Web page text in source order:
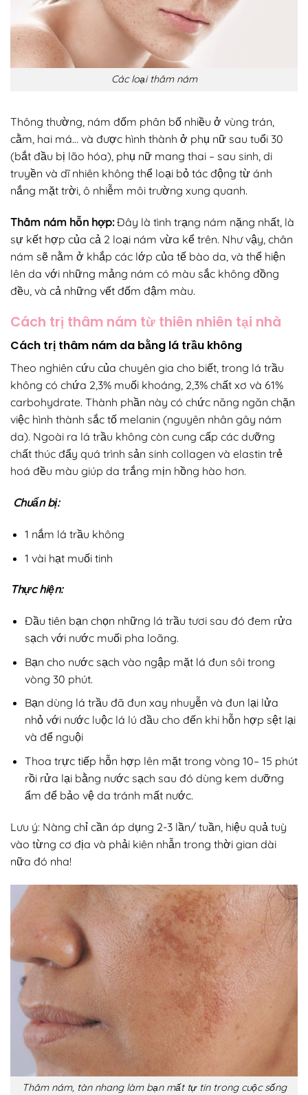
Các loại thâm nám
Thông thường, nám đốm phân bố nhiều ở vùng trán,
cằm, hai má… và được hình thành ở phụ nữ sau tuổi 30
(bắt đầu bị lão hóa), phụ nữ mang thai – sau sinh, di
truyền và dĩ nhiên không thể loại bỏ tác động từ ánh
nắng mặt trời, ô nhiễm môi trường xung quanh.
Thâm nám hỗn hợp:Đây là tình trạng nám nặng nhất, là
sự kết hợp của cả 2 loại nám vừa kể trên. Như vậy, chân
nám sẽ nằm ở khắp các lớp của tế bào da, và thể hiện
lên da với những mảng nám có màu sắc không đồng
đều, và cả những vết đốm đậm màu.
Cách trị thâm nám từ thiên nhiên tại nhà
Cách trị thâm nám da bằng lá trầu không
Theo nghiên cứu của chuyên gia cho biết, trong lá trầu
không có chứa 2,3% muối khoáng, 2,3% chất xơ và 61%
carbohydrate. Thành phần này có chức năng ngăn chặn
việc hình thành sắc tố melanin (nguyên nhân gây nám
da). Ngoài ra lá trầu không còn cung cấp các dưỡng
chất thúc đẩy quá trình sản sinh collagen và elastin trẻ
hoá đều màu giúp da trắng mịn hồng hào hơn.
Chuẩn bị:
1 nắm lá trầu không
1 vài hạt muối tinh
Thực hiện:
Đầu tiên bạn chọn những lá trầu tươi sau đó đem rửa
sạch với nước muối pha loãng.
Bạn cho nước sạch vào ngập mặt lá đun sôi trong
vòng 30 phút.
Bạn dùng lá trầu đã đun xay nhuyễn và đun lại lửa
nhỏ với nước luộc lá lú đầu cho đến khi hỗn hợp sệt lại
và để nguội
Thoa trực tiếp hỗn hợp lên mặt trong vòng 10– 15 phút
rồi rửa lại bằng nước sạch sau đó dùng kem dưỡng
ẩm để bảo vệ da tránh mất nước.
Lưu ý: Nàng chỉ cần áp dụng 2-3 lần/ tuần, hiệu quả tuỳ
vào từng cơ địa và phải kiên nhẫn trong thời gian dài
nữa đó nha!
Thâm nám, tàn nhang làm bạn mất tự tin trong cuộc sống